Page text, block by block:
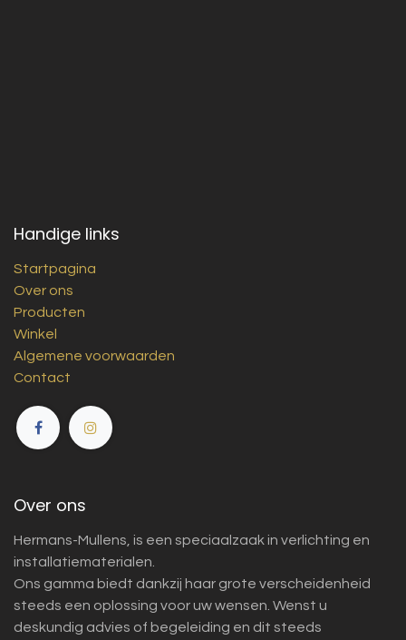
Handige links
Startpagina
Over ons
Producten
Winkel
Algemene voorwaarden
Contact
Over ons
Hermans-Mullens, is een speciaalzaak in verlichting en
installatiematerialen.
Ons gamma biedt dankzij haar grote verscheidenheid
steeds een oplossing voor uw wensen. Wenst u
deskundig advies of begeleiding en dit steeds